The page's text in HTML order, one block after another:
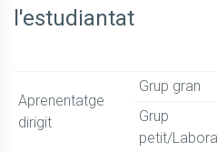
l'estudiantat
Aprenentatge
dirigit
Grup gran
Grup
petit/